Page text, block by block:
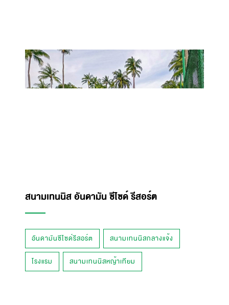
สนามเทนนิส อันดามัน ซีไซด์ รีสอร์ต
อันดามันซีไซด์รีสอร์ต สนามเทนนิสกลางแจ้ง
โรงแรม สนามเทนนิสหญ้าเทียม